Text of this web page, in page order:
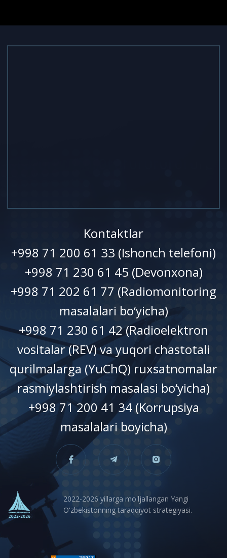
Kontaktlar
+998 71 200 61 33 (Ishonch telefoni)
+998 71 230 61 45 (Devonxonа)
+998 71 202 61 77 (Radiomonitoring
masalalari bo‘yicha)
+998 71 230 61 42 (Radioelektron
vositalar (REV) va yuqori chastotali
qurilmalarga (YuChQ) ruxsatnomalar
rasmiylashtirish masalasi bo‘yicha)
+998 71 200 41 34 (Korrupsiya
masalalari boyicha)
2022-2026 yillarga mo'ljallangan Yangi
O'zbekistonning taraqqiyot strategiyasi.